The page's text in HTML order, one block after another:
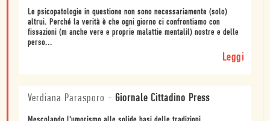
Le psicopatologie in questione non sono necessariamente (solo)
altrui. Perché la verità è che ogni giorno ci confrontiamo con
fissazioni (m anche vere e proprie malattie mentalil) nostre e delle
perso...
Leggi
Verdiana Parasporo - Giornale Cittadino Press